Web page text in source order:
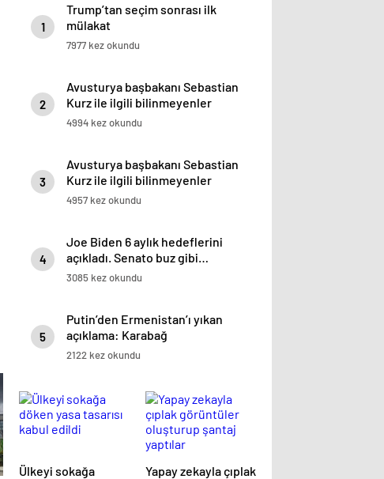
1
Trump’tan seçim sonrası ilk
mülakat
7977 kez okundu
2
Avusturya başbakanı Sebastian
Kurz ile ilgili bilinmeyenler
4994 kez okundu
3
Avusturya başbakanı Sebastian
Kurz ile ilgili bilinmeyenler
4957 kez okundu
4
Joe Biden 6 aylık hedeflerini
açıkladı. Senato buz gibi…
3085 kez okundu
5
Putin’den Ermenistan’ı yıkan
açıklama: Karabağ
Azerbaycan’ın ayrılmaz bir
2122 kez okundu
Ülkeyi sokağa
Yapay zekayla çıplak